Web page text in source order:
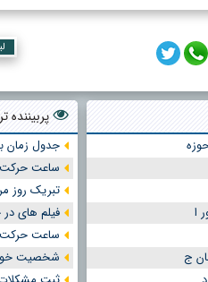
ا
ج
پربیننده
جدول زمان
ساعت حرکت
تبریک روز
فیلم های در
ساعت
شخصیت خود